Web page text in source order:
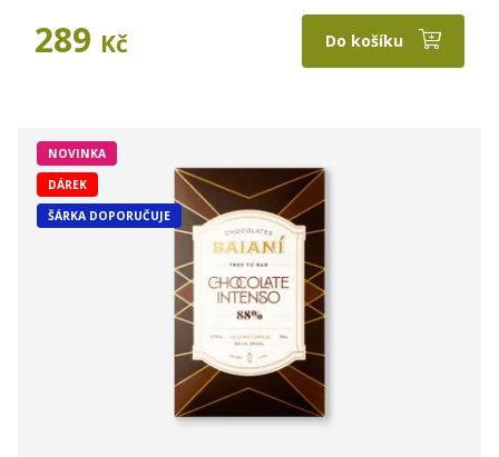
289 Kč Do košíku
NOVINKA
DÁREK
ŠÁRKA DOPORUČUJE